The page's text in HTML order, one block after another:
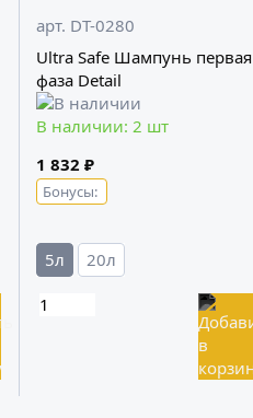
арт. DT-0280
Ultra Safe Шампунь первая
фаза Detail
В наличии: 2 шт
1 832 ₽
Бонусы:
5л 20л